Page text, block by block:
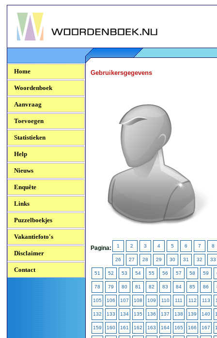
Woordenboek.NU
Home
Woordenboek
Aanvraag
Toevoegen
Statistieken
Help
Nieuws
Enquête
Links
Puzzelboekjes
Vakantiefoto's
Disclaimer
Contact
Gebruikersgegevens
Pagina: 1 2 3 4 5 6 7 8
26 27 28 29 30 31 32 33
51 52 53 54 55 56 57 58 59
78 79 80 81 82 83 84 85 86
105 106 107 108 109 110 111 112 113
132 133 134 135 136 137 138 139 140
159 160 161 162 163 164 165 166 167